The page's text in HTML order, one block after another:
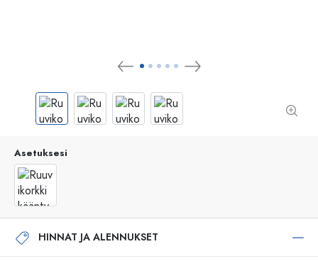
Asetuksesi
HINNAT JA ALENNUKSET